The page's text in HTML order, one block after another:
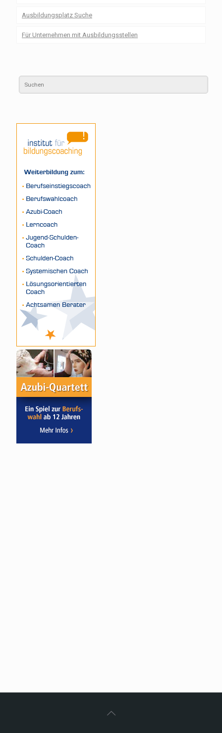
Ausbildungsplatz Suche
Für Unternehmen mit Ausbildungsstellen